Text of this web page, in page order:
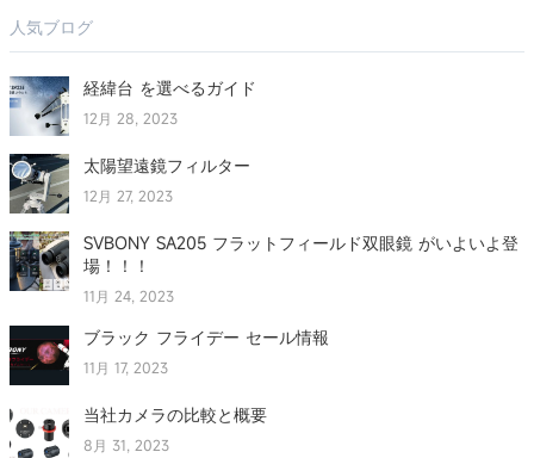
人気ブログ
経緯台 を選べるガイド
12月 28, 2023
太陽望遠鏡フィルター
12月 27, 2023
SVBONY SA205 フラットフィールド双眼鏡 がいよいよ登
場！！！
11月 24, 2023
ブラック フライデー セール情報
11月 17, 2023
当社カメラの比較と概要
8月 31, 2023